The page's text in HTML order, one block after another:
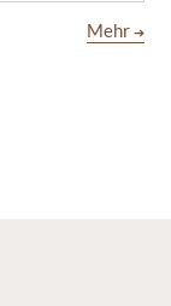
Mehr ➔